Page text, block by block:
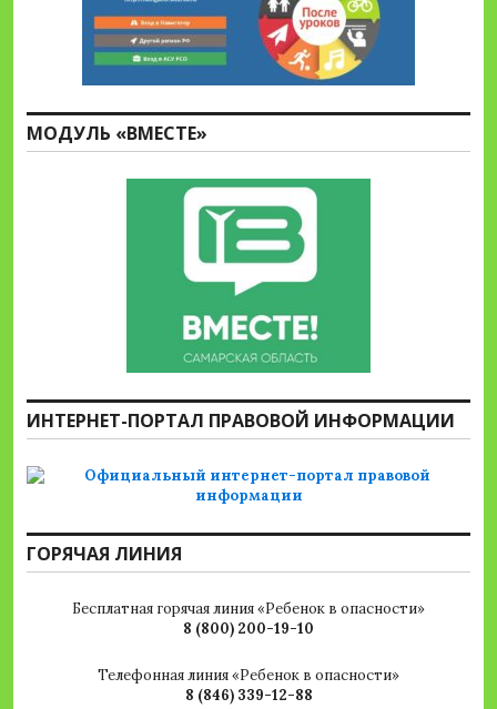
МОДУЛЬ «ВМЕСТЕ»
ИНТЕРНЕТ-ПОРТАЛ ПРАВОВОЙ ИНФОРМАЦИИ
ГОРЯЧАЯ ЛИНИЯ
Бесплатная горячая линия «Ребенок в опасности»
8 (800) 200-19-10
Телефонная линия «Ребенок в опасности»
8 (846) 339-12-88